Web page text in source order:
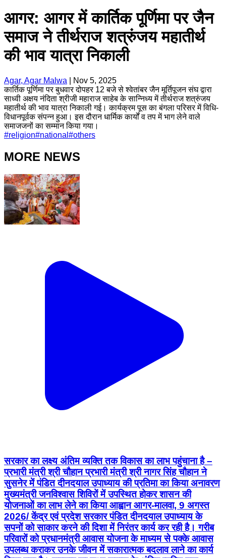
आगर: आगर में कार्तिक पूर्णिमा पर जैन
समाज ने तीर्थराज शत्रुंजय महातीर्थ
की भाव यात्रा निकाली
Agar, Agar Malwa
Nov 5, 2025
कार्तिक पूर्णिमा पर बुधवार दोपहर 12 बजे से श्वेतांबर जैन मूर्तिपूजन संघ द्वारा
साध्वी अक्षय नंदिता श्रीजी महाराज साहेब के सान्निध्य में तीर्थराज शत्रुंजय
महातीर्थ की भाव यात्रा निकाली गई। कार्यक्रम पूस का बंगला परिसर में विधि-
विधानपूर्वक संपन्न हुआ। इस दौरान धार्मिक कार्यों व तप में भाग लेने वाले
समाजजनों का सम्मान किया गया।
#religion#national #others
MORE NEWS
सरकार का लक्ष्य अंतिम व्यक्ति तक विकास का लाभ पहुंचाना है –
प्रभारी मंत्री श्री चौहान प्रभारी मंत्री श्री नागर सिंह चौहान ने
सुसनेर में पंडित दीनदयाल उपाध्याय की प्रतिमा का किया अनावरण
मुख्यमंत्री जनविश्वास शिविरों में उपस्थित होकर शासन की
योजनाओं का लाभ लेने का किया आह्वान आगर-मालवा, 9 अगस्त
2026/ केंद्र एवं प्रदेश सरकार पंडित दीनदयाल उपाध्याय के
सपनों को साकार करने की दिशा में निरंतर कार्य कर रही है। गरीब
परिवारों को प्रधानमंत्री आवास योजना के माध्यम से पक्के आवास
उपलब्ध कराकर उनके जीवन में सकारात्मक बदलाव लाने का कार्य